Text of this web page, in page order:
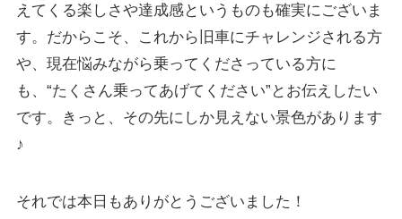
えてくる楽しさや達成感というものも確実にございま
す。だからこそ、これから旧車にチャレンジされる方
や、現在悩みながら乗ってくださっている方に
も、“たくさん乗ってあげてください”とお伝えしたい
です。きっと、その先にしか見えない景色があります
♪
それでは本日もありがとうございました！